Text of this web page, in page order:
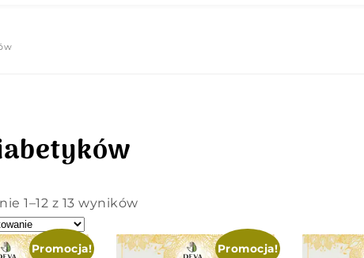
1–12 z 13 wyników
Promocja! Promocja!